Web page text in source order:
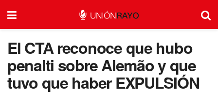
El CTA reconoce que hubo
penalti sobre Alemão y que
tuvo que haber EXPULSIÓN